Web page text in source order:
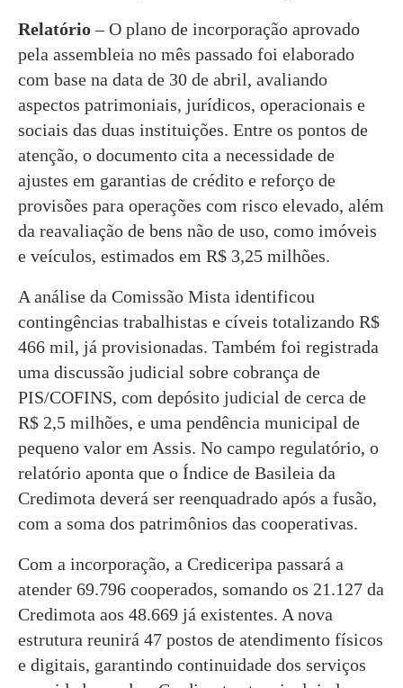
Relatório– O plano de incorporação aprovado
pela assembleia no mês passado foi elaborado
com base na data de 30 de abril, avaliando
aspectos patrimoniais, jurídicos, operacionais e
sociais das duas instituições. Entre os pontos de
atenção, o documento cita a necessidade de
ajustes em garantias de crédito e reforço de
provisões para operações com risco elevado, além
da reavaliação de bens não de uso, como imóveis
e veículos, estimados em R$ 3,25 milhões.
A análise da Comissão Mista identificou
contingências trabalhistas e cíveis totalizando R$
466 mil, já provisionadas. Também foi registrada
uma discussão judicial sobre cobrança de
PIS/COFINS, com depósito judicial de cerca de
R$ 2,5 milhões, e uma pendência municipal de
pequeno valor em Assis. No campo regulatório, o
relatório aponta que o Índice de Basileia da
Credimota deverá ser reenquadrado após a fusão,
com a soma dos patrimônios das cooperativas.
Com a incorporação, a Crediceripa passará a
atender 69.796 cooperados, somando os 21.127 da
Credimota aos 48.669 já existentes. A nova
estrutura reunirá 47 postos de atendimento físicos
e digitais, garantindo continuidade dos serviços